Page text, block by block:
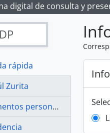
digital de consulta y
rápida
Zurita
personales